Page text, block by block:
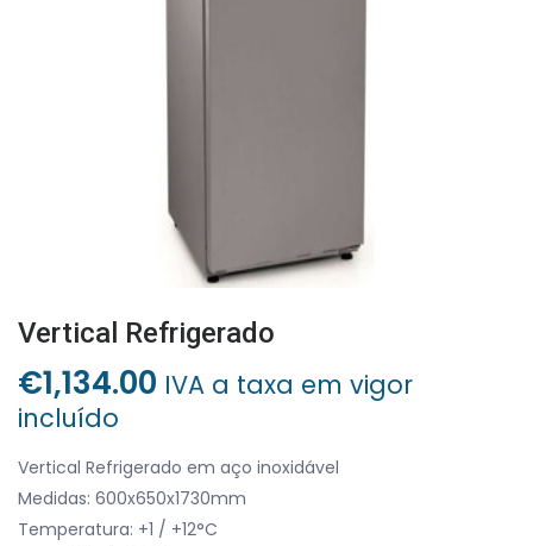
Vertical Refrigerado
€1,134.00 IVA a taxa em vigor
incluído
Vertical Refrigerado em aço inoxidável
Medidas: 600x650x1730mm
Temperatura: +1 / +12°C